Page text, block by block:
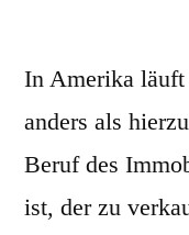
In Amerika
anders als
Beruf des
ist, der zu